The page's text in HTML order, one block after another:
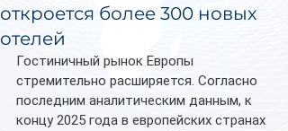
откроется более 300 новых
отелей
Гостиничный рынок Европы
стремительно расширяется. Согласно
последним аналитическим данным, к
концу 2025 года в европейских странах